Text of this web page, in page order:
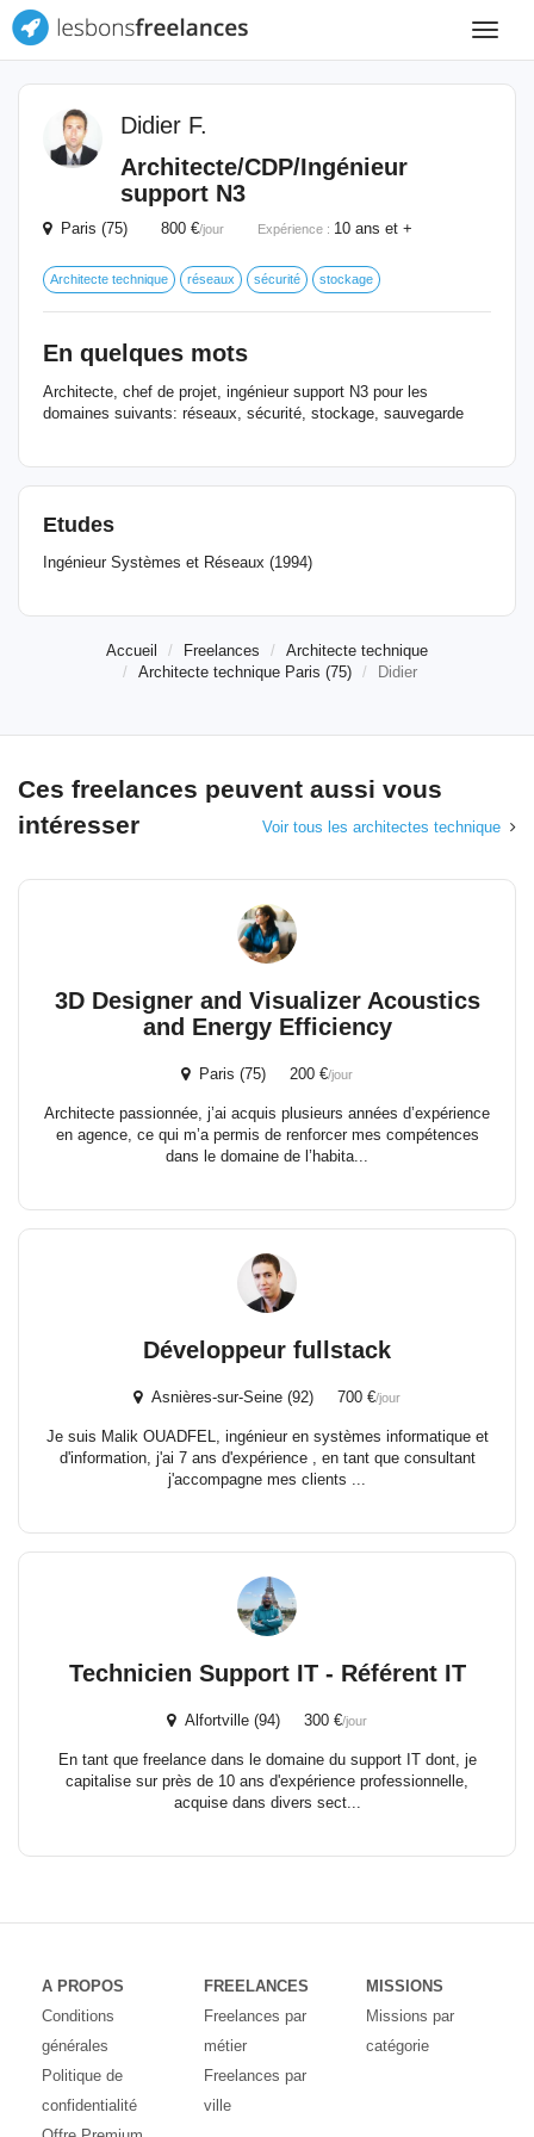
Toggle
Didier F.
Architecte/CDP/Ingénieur
support N3
Paris (75) 800 €/jour Expérience : 10 ans et +
Architecte technique réseaux sécurité stockage
En quelques mots
Architecte, chef de projet, ingénieur support N3 pour les
domaines suivants: réseaux, sécurité, stockage, sauvegarde
Etudes
Ingénieur Systèmes et Réseaux (1994)
Accueil Freelances
Architecte technique
Architecte technique Paris (75)
Didier
Ces freelances peuvent aussi vous
intéresser
Voir tous les architectes technique
3D Designer and Visualizer Acoustics
and Energy Efficiency
Paris (75) 200 €/jour
Architecte passionnée, j’ai acquis plusieurs années d’expérience
en agence, ce qui m’a permis de renforcer mes compétences
dans le domaine de l’habita...
Développeur fullstack
Asnières-sur-Seine (92) 700 €/jour
Je suis Malik OUADFEL, ingénieur en systèmes informatique et
d'information, j'ai 7 ans d'expérience , en tant que consultant
j'accompagne mes clients ...
Technicien Support IT - Référent IT
Alfortville (94) 300 €/jour
En tant que freelance dans le domaine du support IT dont, je
capitalise sur près de 10 ans d'expérience professionnelle,
acquise dans divers sect...
A PROPOS
Conditions
générales
Politique de
confidentialité
FREELANCES
Freelances par
métier
Freelances par
ville
MISSIONS
Missions par
catégorie